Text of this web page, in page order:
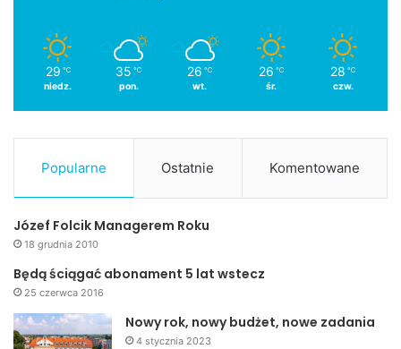
29 ℃
niedz.
35 ℃
pon.
26 ℃
wt.
26 ℃
śr.
28 ℃
czw.
Popularne Ostatnie Komentowane
Józef Folcik Managerem Roku
18 grudnia 2010
Będą ściągać abonament 5 lat wstecz
25 czerwca 2016
Nowy rok, nowy budżet, nowe zadania
4 stycznia 2023